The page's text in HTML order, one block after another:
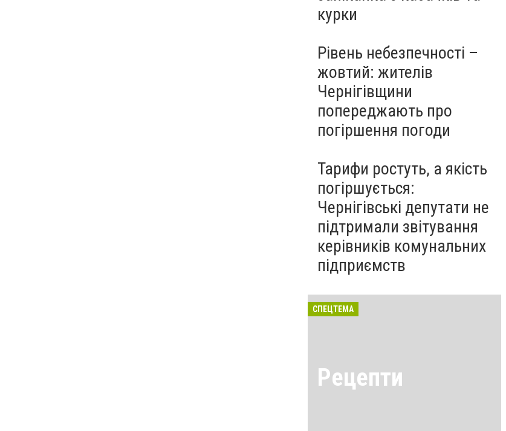
курки
Рівень небезпечності –
жовтий: жителів
Чернігівщини
попереджають про
погіршення погоди
Тарифи ростуть, а якість
погіршується:
Чернігівські депутати не
підтримали звітування
керівників комунальних
підприємств
СПЕЦТЕМА
Рецепти